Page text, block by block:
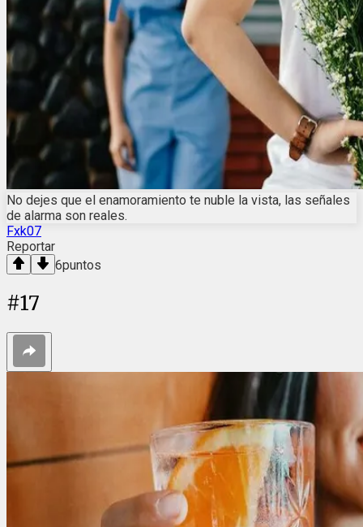
No dejes que el enamoramiento te nuble la vista, las señales
de alarma son reales.
Fxk07
Reportar
6puntos
#17